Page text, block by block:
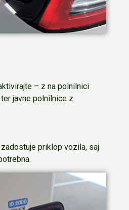
– z na polnilnici
terjavne polnilnice z
priklop vozila, saj
.